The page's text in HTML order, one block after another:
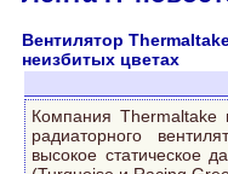
Вентилятор
неизбитых цветах
Компания Thermaltake
радиаторного
высокое статическое